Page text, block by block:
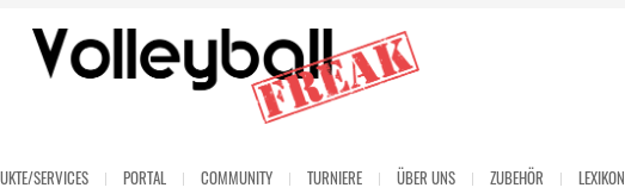
SERVICES PORTAL COMMUNITY TURNIERE ÜBER UNS ZUBEHÖR LEXIKON